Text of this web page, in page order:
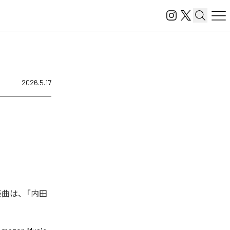
2026.5.17
は、「内田